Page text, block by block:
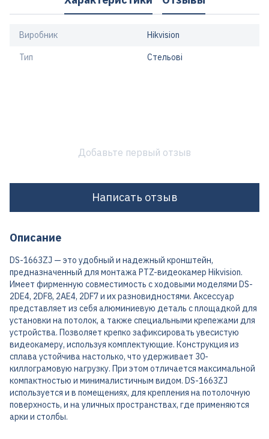
Виробник Hikvision
Тип Стельові
Добавьте первый отзыв
Написать отзыв
Описание
DS-1663ZJ — это удобный и надежный кронштейн,
предназначенный для монтажа PTZ-видеокамер Hikvision.
Имеет фирменную совместимость с ходовыми моделями DS-
2DE4, 2DF8, 2AE4, 2DF7 и их разновидностями. Аксессуар
представляет из себя алюминиевую деталь с площадкой для
установки на потолок, а также специальными крепежами для
устройства. Позволяет крепко зафиксировать увесистую
видеокамеру, используя комплектующие. Конструкция из
сплава устойчива настолько, что удерживает 30-
киллограмовую нагрузку. При этом отличается максимальной
компактностью и минималистичным видом. DS-1663ZJ
используется и в помещениях, для крепления на потолочную
поверхность, и на уличных пространствах, где применяются
арки и столбы.